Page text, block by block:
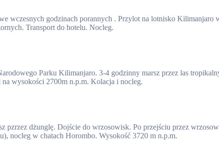
wczesnych godzinach porannych . Przylot na lotnisko Kilimanjaro
Transport do hotelu. Nocleg.
Parku Kilimanjaro. 3-4 godzinny marsz przez las
na wysokości 2700m n.p.m. Kolacja i nocleg.
pzrzez dżunglę. Dojście do wrzosowisk. Po przejściu przez
nocleg w chatach Horombo. Wysokość 3720 m n.p.m.